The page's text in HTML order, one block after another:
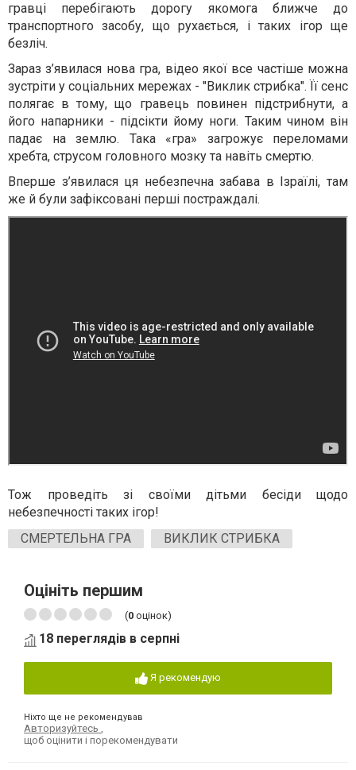
гравці перебігають дорогу якомога ближче до
транспортного засобу, що рухається, і таких ігор ще
безліч.
Зараз з’явилася нова гра, відео якої все частіше можна
зустріти у соціальних мережах - "Виклик стрибка". Її сенс
полягає в тому, що гравець повинен підстрибнути, а
його напарники - підсікти йому ноги. Таким чином він
падає на землю. Така «гра» загрожує переломами
хребта, струсом головного мозку та навіть смертю.
Вперше з’явилася ця небезпечна забава в Ізраїлі, там
же й були зафіксовані перші постраждалі.
Тож проведіть зі своїми дітьми бесіди щодо
небезпечності таких ігор!
СМЕРТЕЛЬНА ГРА
ВИКЛИК СТРИБКА
Оцініть першим
(0 оцінок)
18 переглядів в серпні
Я рекомендую
Ніхто ще не рекомендував
Авторизуйтесь
щоб оцінити і порекомендувати